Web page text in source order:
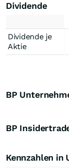
Dividende
Dividende je
Aktie
BP
BP
Kennzahlen in